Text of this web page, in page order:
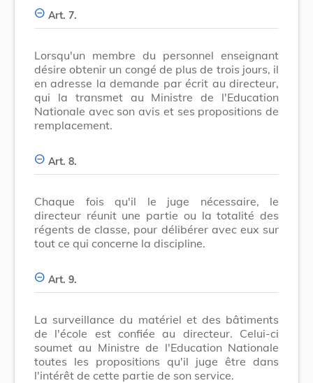
Art. 7.
Lorsqu'un membre du personnel enseignant
désire obtenir un congé de plus de trois jours, il
en adresse la demande par écrit au directeur,
qui la transmet au Ministre de l'Education
Nationale avec son avis et ses propositions de
remplacement.
Art. 8.
Chaque fois qu'il le juge nécessaire, le
directeur réunit une partie ou la totalité des
régents de classe, pour délibérer avec eux sur
tout ce qui concerne la discipline.
Art. 9.
La surveillance du matériel et des bâtiments
de l'école est confiée au directeur. Celui-ci
soumet au Ministre de l'Education Nationale
toutes les propositions qu'il juge être dans
l'intérêt de cette partie de son service.